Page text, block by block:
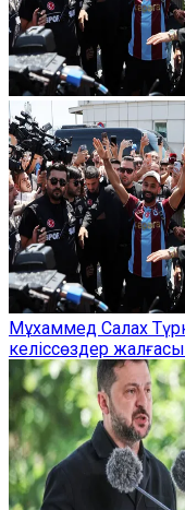
Мұхаммед Салах
келіссөздер